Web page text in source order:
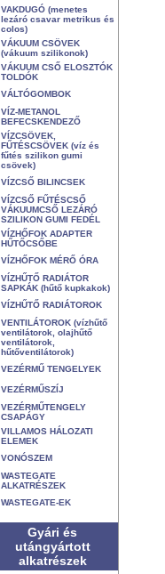
VAKDUGÓ (menetes
lezáró csavar metrikus és
colos)
VÁKUUM CSÖVEK
(vákuum szilikonok)
VÁKUUM CSŐ ELOSZTÓK
TOLDÓK
VÁLTÓGOMBOK
VÍZ-METANOL
BEFECSKENDEZŐ
VÍZCSÖVEK,
FŰTÉSCSÖVEK (víz és
fűtés szilikon gumi
csövek)
VÍZCSŐ BILINCSEK
VÍZCSŐ FŰTÉSCSŐ
VÁKUUMCSŐ LEZÁRÓ
SZILIKON GUMI FEDÉL
VÍZHŐFOK ADAPTER
HŰTŐCSŐBE
VÍZHŐFOK MÉRŐ ÓRA
VÍZHŰTŐ RADIÁTOR
SAPKÁK (hűtő kupkakok)
VÍZHŰTŐ RADIÁTOROK
VENTILÁTOROK (vízhűtő
ventilátorok, olajhűtő
ventilátorok,
hűtőventilátorok)
VEZÉRMŰ TENGELYEK
VEZÉRMŰSZÍJ
VEZÉRMŰTENGELY
CSAPÁGY
VILLAMOS HÁLOZATI
ELEMEK
VONÓSZEM
WASTEGATE
ALKATRÉSZEK
WASTEGATE-EK
Gyári és
utángyártott
alkatrészek